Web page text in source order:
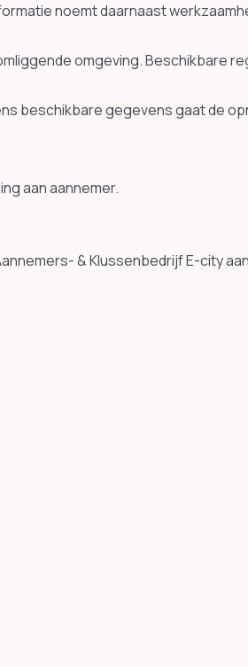
noemt daarnaast
omgeving. Beschikbare
beschikbare gegevens gaat de
aan aannemer.
& Klussenbedrijf E-city